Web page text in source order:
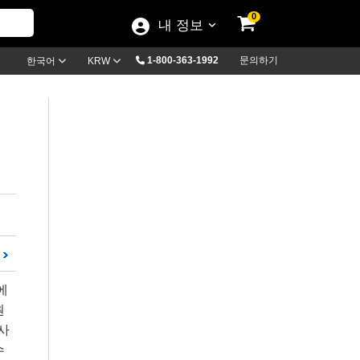
내 정보
0
한국어 KRW 1-800-363-1992 문의하기